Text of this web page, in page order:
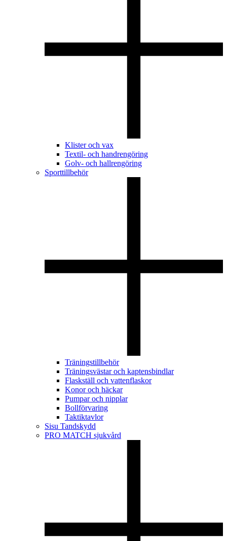
Klister och vax
Textil- och handrengöring
Golv- och hallrengöring
Sporttillbehör
Träningstillbehör
Träningsvästar och kaptensbindlar
Flaskställ och vattenflaskor
Konor och häckar
Pumpar och nipplar
Bollförvaring
Taktiktavlor
Sisu Tandskydd
PRO MATCH sjukvård